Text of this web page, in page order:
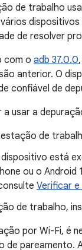
de trabalho
de resolver
com o adb 37.0.0
anterior. O
confiável de
usar a
de
está
ou o Android
Verificar
de trabalho,
por Wi-Fi, é
de